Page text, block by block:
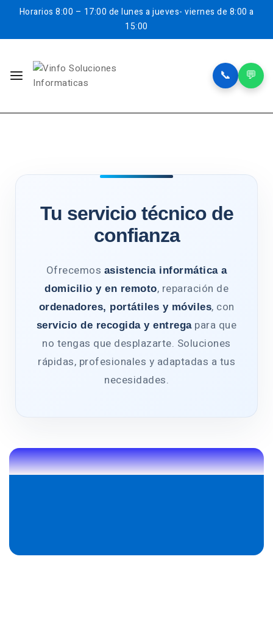
Horarios 8:00 – 17:00 de lunes a jueves- viernes de 8:00 a
15:00
📞 💬
Tu servicio técnico de
confianza
Ofrecemos asistencia informática a
domicilio y en remoto, reparación de
ordenadores, portátiles y móviles, con
servicio de recogida y entregapara que
no tengas que desplazarte. Soluciones
rápidas, profesionales y adaptadas a tus
necesidades.